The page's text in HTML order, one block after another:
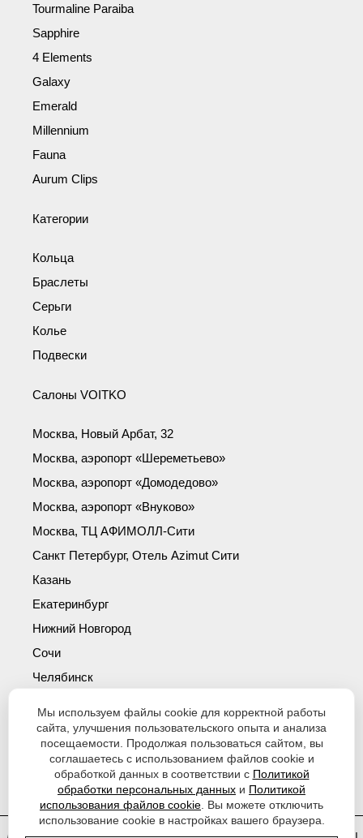
Tourmaline Paraiba
Sapphire
4 Elements
Galaxy
Emerald
Millennium
Fauna
Aurum Clips
Категории
Кольца
Браслеты
Серьги
Колье
Подвески
Салоны VOITKO
Москва, Новый Арбат, 32
Москва, аэропорт «Шереметьево»
Москва, аэропорт «Домодедово»
Москва, аэропорт «Внуково»
Москва, ТЦ АФИМОЛЛ-Сити
Санкт Петербург, Отель Azimut Сити
Казань
Екатеринбург
Нижний Новгород
Сочи
Челябинск
Новосибирск
Уфа
Красноярск
Мы используем файлы cookie для корректной работы
сайта, улучшения пользовательского опыта и анализа
посещаемости. Продолжая пользоваться сайтом, вы
соглашаетесь с использованием файлов cookie и
обработкой данных в соответствии с Политикой
обработки персональных данных и Политикой
использования файлов cookie . Вы можете отключить
использование cookie в настройках вашего браузера.